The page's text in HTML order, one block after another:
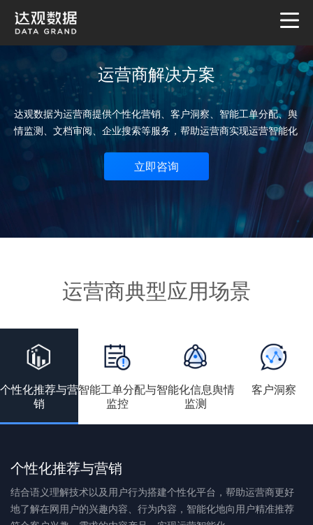
运营商解决方案
达观数据为运营商提供个性化营销、客户洞察、智能工单分配、舆
情监测、文档审阅、企业搜索等服务，帮助运营商实现运营智能化
立即咨询
运营商典型应用场景
个性化推荐与营
销
智能工单分配与
监控
智能化信息舆情
监测
客户洞察
个性化推荐与营销
结合语义理解技术以及用户行为搭建个性化平台，帮助运营商更好
地了解在网用户的兴趣内容、行为内容，智能化地向用户精准推荐